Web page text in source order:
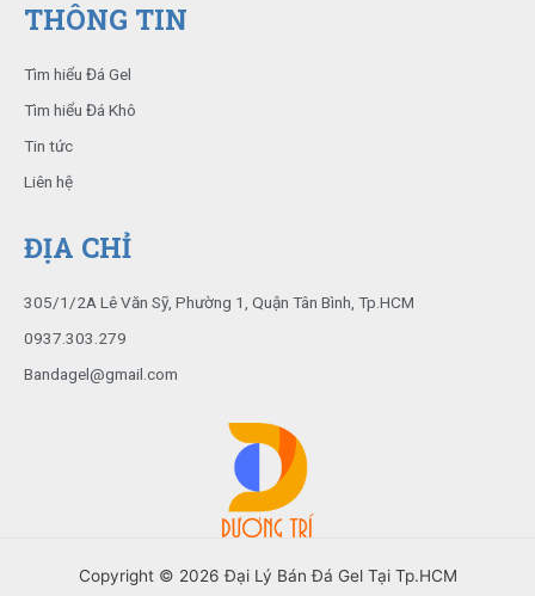
b
o
k
t
e
u
b
THÔNG TIN
Tìm hiểu Đá Gel
Tìm hiểu Đá Khô
Tin tức
Liên hệ
ĐỊA CHỈ
305/1/2A Lê Văn Sỹ, Phường 1, Quận Tân Bình, Tp.HCM
0937.303.279
Bandagel@gmail.com
Copyright © 2026 Đại Lý Bán Đá Gel Tại Tp.HCM